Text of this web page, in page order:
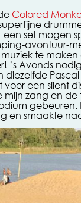
Colored
set mogen
avontuur-
te
’s Avonds
diezelfde
een silent
zang en
gebeuren.
en smaakte